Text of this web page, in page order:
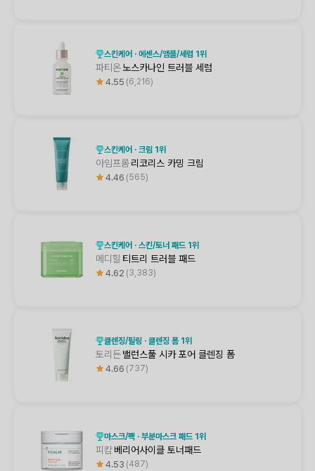
스킨케어 · 에센스/앰플/세럼 1위
파티온노스카나인 트러블 세럼
4.55 6,216
스킨케어 · 크림 1위
아임프롬리코리스 카밍 크림
4.46 565
스킨케어 · 스킨/토너 패드 1위
메디힐 티트리 트러블 패드
4.62 3,383
클렌징/필링 · 클렌징 폼 1위
토리든밸런스풀 시카 포어 클렌징 폼
4.66 737
마스크/팩 · 부분마스크 패드 1위
피캄베리어사이클 토너패드
4.53 487